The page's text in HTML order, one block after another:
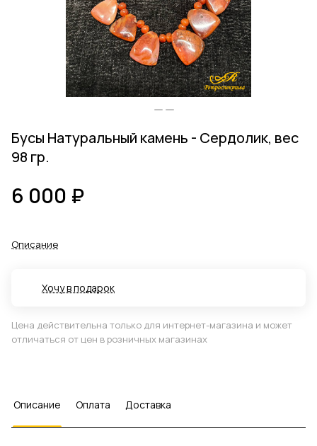
Бусы Натуральный камень - Сердолик, вес
98 гр.
6 000 ₽
Описание
Хочу в подарок
Цена действительна только для интернет-магазина и может
отличаться от цен в розничных магазинах
Описание Оплата Доставка